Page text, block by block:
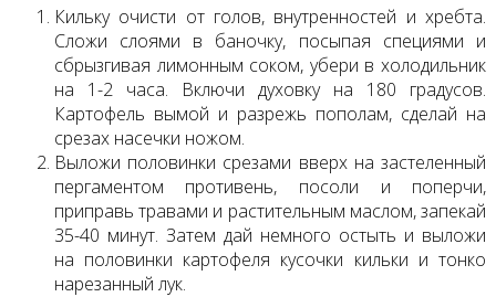
Кильку очисти от голов, внутренностей и хребта.
Сложи слоями в баночку, посыпая специями и
сбрызгивая лимонным соком, убери в холодильник
на 1-2 часа. Включи духовку на 180 градусов.
Картофель вымой и разрежь пополам, сделай на
срезах насечки ножом.
Выложи половинки срезами вверх на застеленный
пергаментом противень, посоли и поперчи,
приправь травами и растительным маслом, запекай
35-40 минут. Затем дай немного остыть и выложи
на половинки картофеля кусочки кильки и тонко
нарезанный лук.